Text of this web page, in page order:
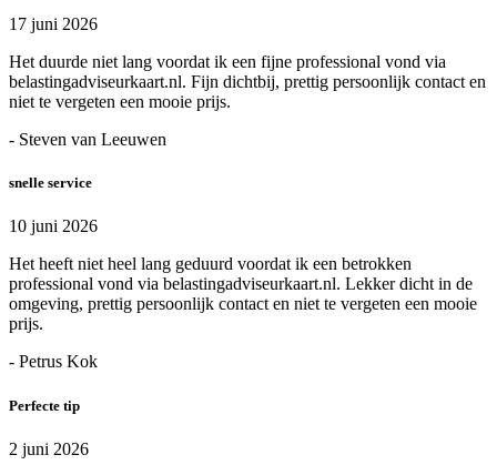
17 juni 2026
Het duurde niet lang voordat ik een fijne professional vond via
belastingadviseurkaart.nl. Fijn dichtbij, prettig persoonlijk contact en
niet te vergeten een mooie prijs.
- Steven van Leeuwen
snelle service
10 juni 2026
Het heeft niet heel lang geduurd voordat ik een betrokken
professional vond via belastingadviseurkaart.nl. Lekker dicht in de
omgeving, prettig persoonlijk contact en niet te vergeten een mooie
prijs.
- Petrus Kok
Perfecte tip
2 juni 2026